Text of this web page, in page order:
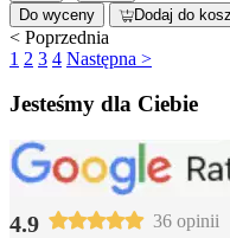
Do wyceny
Dodaj do
< Poprzednia
1 2 3 4 Następna >
Jesteśmy dla Ciebie
4.9 36 opinii